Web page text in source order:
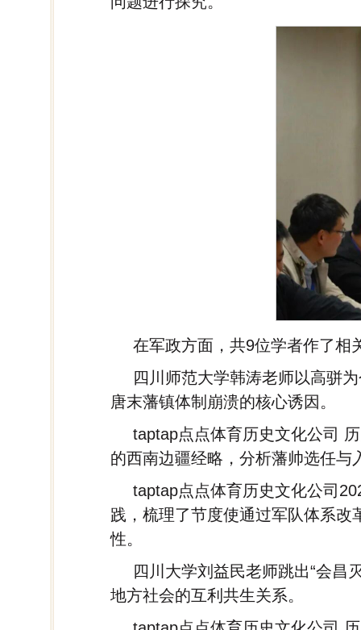
在军政方面，共9位学者作了相
四川师范大学韩涛老师以高骈
唐末藩镇体制崩溃的核心诱因。
taptap点点体育历史文化公司
的西南边疆经略，分析藩帅选任
taptap点点体育历史文化公司
践，梳理了节度使通过军队体系
性。
四川大学刘益民老师跳出“会昌
地方社会的互利共生关系。